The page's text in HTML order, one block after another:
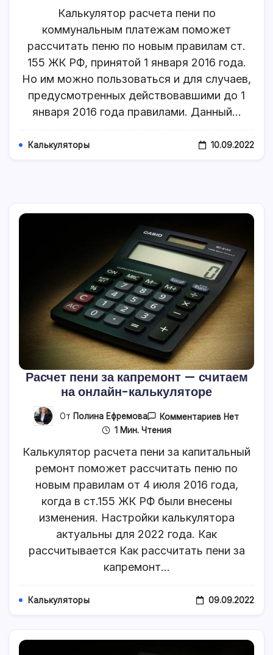
За
ЖКХ
—
Калькулятор расчета пени по
коммунальным платежам поможет
рассчитать пеню по новым правилам ст.
155 ЖК РФ, принятой 1 января 2016 года.
Но им можно пользоваться и для случаев,
предусмотренных действовавшими до 1
января 2016 года правилами. Данный…
Калькуляторы 10.09.2022
Расчет пени за капремонт — считаем
на онлайн-калькуляторе
От Полина Ефремова КомментариевК
За
Капремонт
—
Считаем
На
Онлайн-
Нет
1 Мин. Чтения
Калькулятор расчета пени за капитальный
ремонт поможет рассчитать пеню по
новым правилам от 4 июля 2016 года,
когда в ст.155 ЖК РФ были внесены
изменения. Настройки калькулятора
актуальны для 2022 года. Как
рассчитывается Как рассчитать пени за
капремонт…
Калькуляторы 09.09.2022